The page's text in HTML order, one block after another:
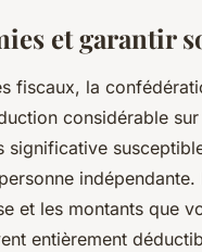
et garantir
fiscaux, la
considérable
significative
et les montants que
entièrement